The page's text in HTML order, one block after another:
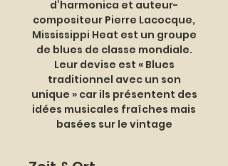
d’harmonica et auteur-
compositeur Pierre Lacocque,
Mississippi Heat est un groupe
de blues de classe mondiale.
Leur devise est « Blues
traditionnel avec un son
unique » car ils présentent des
idées musicales fraîches mais
basées sur le vintage